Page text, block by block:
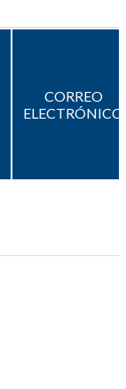
CORREO
ELECTRÓNICO